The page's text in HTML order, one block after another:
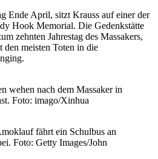
Ende April, sitzt Krauss auf einer der
Hook Memorial. Die Gedenkstätte
zehnten Jahrestag des Massakers,
den meisten Toten in die
wehen nach dem Massaker in
Foto: imago/Xinhua
fährt ein Schulbus an
Foto: Getty Images/John